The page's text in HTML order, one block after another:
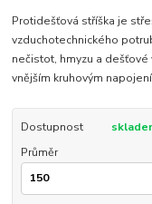
Protidešťová stříška je
vzduchotechnického
nečistot, hmyzu a
vnějším kruhovým
Dostupnost
Průměr